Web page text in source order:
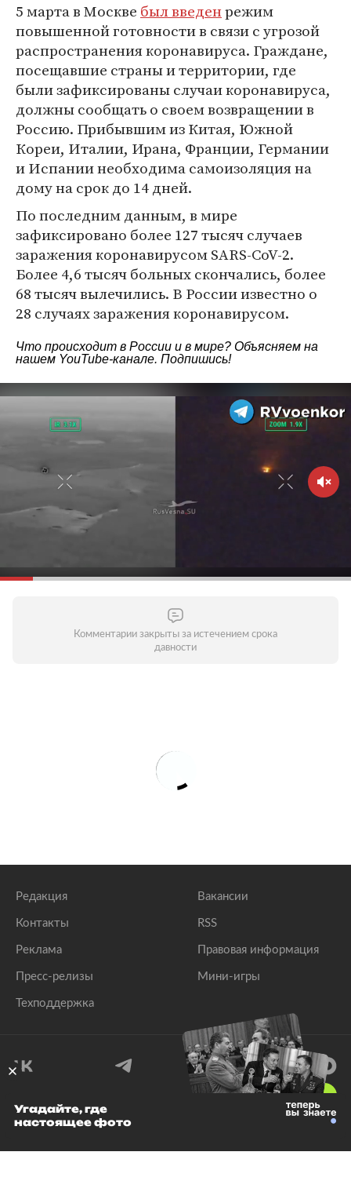
5 марта в Москве был введенрежим
повышенной готовности в связи с угрозой
распространения коронавируса. Граждане,
посещавшие страны и территории, где
были зафиксированы случаи коронавируса,
должны сообщать о своем возвращении в
Россию. Прибывшим из Китая, Южной
Кореи, Италии, Ирана, Франции, Германии
и Испании необходима самоизоляция на
дому на срок до 14 дней.
По последним данным, в мире
зафиксировано более 127 тысяч случаев
заражения коронавирусом SARS-CoV-2.
Более 4,6 тысяч больных скончались, более
68 тысяч вылечились. В России известно о
28 случаях заражения коронавирусом.
Что происходит в России и в мире? Объясняем на
нашем YouTube-канале. Подпишись!
Комментарии закрыты за истечением срока
давности
Редакция
Контакты
Реклама
Пресс-релизы
Техподдержка
Вакансии
RSS
Правовая информация
Мини-игры
© 1999–2026 Все права защищены.
Угадайте, где
настоящее фото